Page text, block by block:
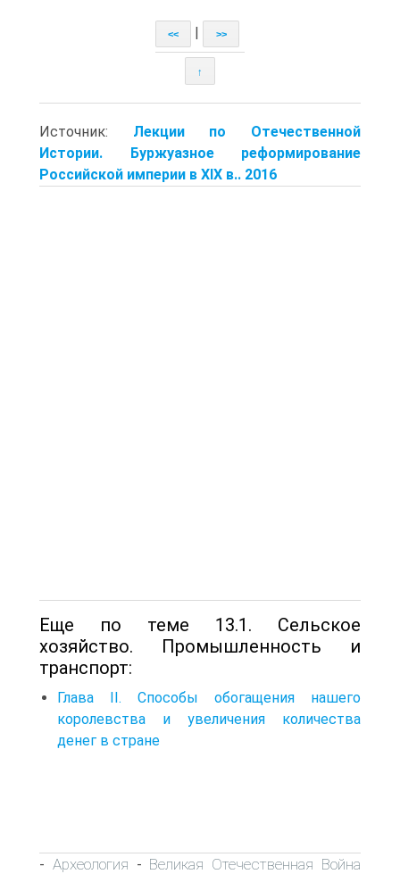
<< >>
↑
Источник: Лекции по Отечественной
Истории. Буржуазное реформирование
Российской империи в XIX в.. 2016
Еще по теме 13.1. Сельское
хозяйство. Промышленность и
транспорт:
Глава II. Способы обогащения нашего
королевства и увеличения количества
денег в стране
- Археология - Великая Отечественная Война